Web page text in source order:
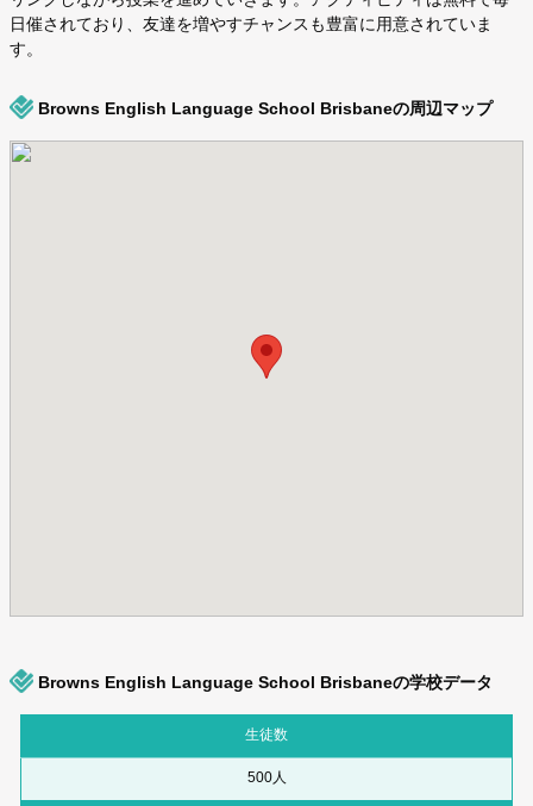
日催されており、友達を増やすチャンスも豊富に用意されていま
す。
Browns English Language School Brisbaneの周辺マップ
Browns English Language School Brisbaneの学校データ
生徒数
500人